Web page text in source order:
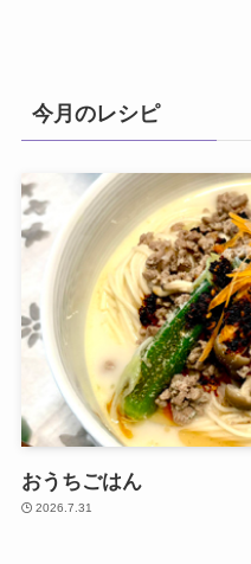
今月のレシピ
おうちごはん
2026.7.31